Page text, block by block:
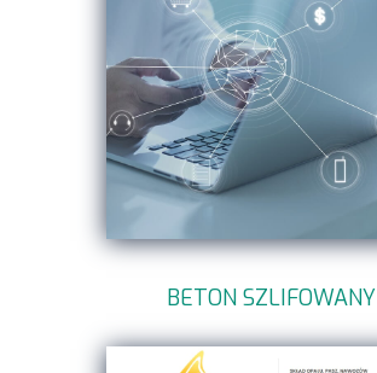
BETON SZLIFOWANY